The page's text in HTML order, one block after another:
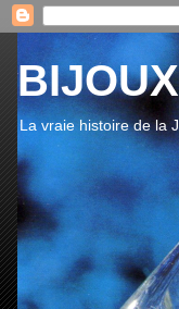
La vraie histoire de la